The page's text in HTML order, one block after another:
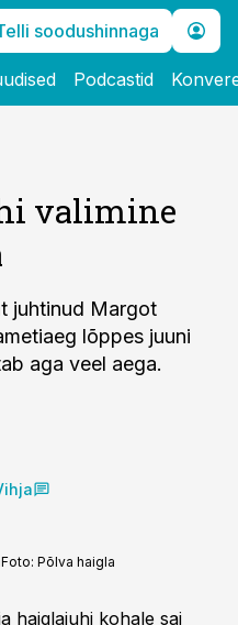
soodushinnaga
Podcastid
valimine
juhtinud Margot
lõppes juuni
aga veel aega.
Foto: Põlva haigla
haiglajuhi kohale sai